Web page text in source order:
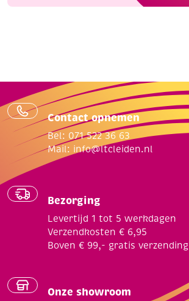
Contact opnemen
Bel: 071 522 36 63
Mail: info@ltcleiden.nl
Bezorging
Levertijd 1 tot 5 werkdagen
Verzendkosten € 6,95
Boven € 99,- gratis verzending
Onze showroom